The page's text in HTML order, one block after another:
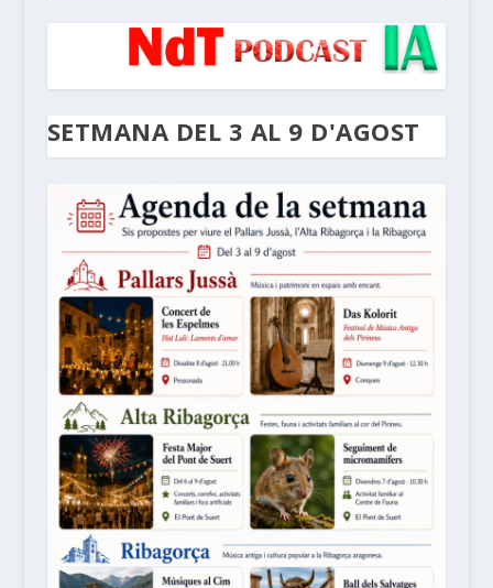
SETMANA DEL 3 AL 9 D'AGOST